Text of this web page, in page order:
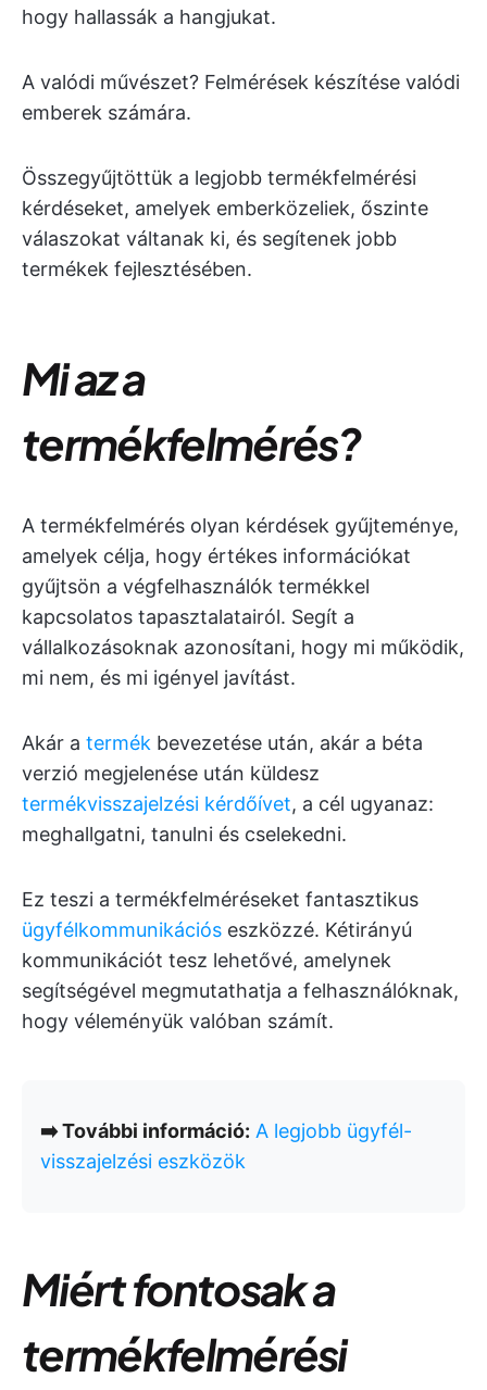
hogy hallassák a hangjukat.
A valódi művészet? Felmérések készítése valódi
emberek számára.
Összegyűjtöttük a legjobb termékfelmérési
kérdéseket, amelyek emberközeliek, őszinte
válaszokat váltanak ki, és segítenek jobb
termékek fejlesztésében.
Mi az a
termékfelmérés?
A termékfelmérés olyan kérdések gyűjteménye,
amelyek célja, hogy értékes információkat
gyűjtsön a végfelhasználók termékkel
kapcsolatos tapasztalatairól. Segít a
vállalkozásoknak azonosítani, hogy mi működik,
mi nem, és mi igényel javítást.
Akár a termék bevezetése után, akár a béta
verzió megjelenése után küldesz
termékvisszajelzési kérdőívet, a cél ugyanaz:
meghallgatni, tanulni és cselekedni.
Ez teszi a termékfelméréseket fantasztikus
ügyfélkommunikációs eszközzé. Kétirányú
kommunikációt tesz lehetővé, amelynek
segítségével megmutathatja a felhasználóknak,
hogy véleményük valóban számít.
➡️ További információ: A legjobb ügyfél-
visszajelzési eszközök
Miért fontosak a
termékfelmérési